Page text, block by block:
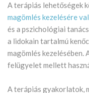
A terápiás lehetőségek
magömlés kezelésére
és a pszichológiai
a lidokain tartalmú
magömlés
felügyelet mellett
A terápiás gyakorlatok,